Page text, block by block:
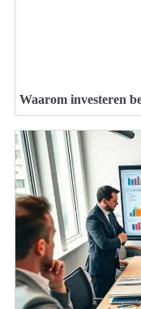
Waarom investeren